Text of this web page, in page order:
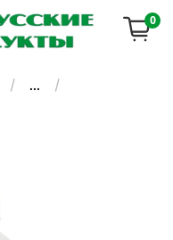
0
...